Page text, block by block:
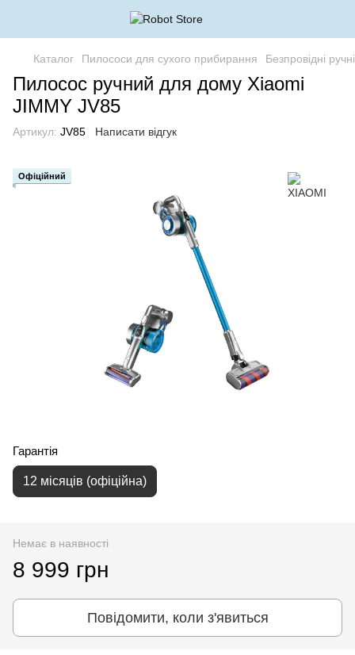
Каталог Пилососи для сухого прибирання Безпровідні
Пилосос ручний для дому Xiaomi
JIMMY JV85
Артикул: JV85 Написати відгук
Офіційний
Гарантія
12 місяців (офіційна)
Немає в наявності
8 999 грн
Повідомити, коли з'явиться